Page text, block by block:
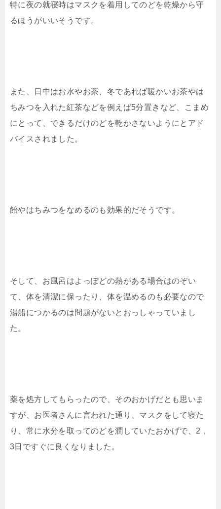
特に夜の就寝時はマスクを着用してのどを乾燥から守
るほうがいいそうです。
また、日中はお水やお茶、冬であれば暖かいお茶やは
ちみつを入れた紅茶などを例えば5分置きなど、こまめ
にとって、できるだけのどを乾かさないようにとアド
バイスされました。
飴やはちみつをなめるのも効果的だそうです。
そして、お風呂はよっぽどの熱がある場合はのぞい
て、体を清潔に保ったり、体を温めるのも必要なので
湯船につかるのは問題がないとおっしゃっていまし
た。
薬を処方してもらったので、そのおかげだとも思いま
すが、お医者さんに言われた通り、マスクをして寝た
り、常に水分を取ってのどを潤していたおかげで、2，
3日ですぐに良くなりました。